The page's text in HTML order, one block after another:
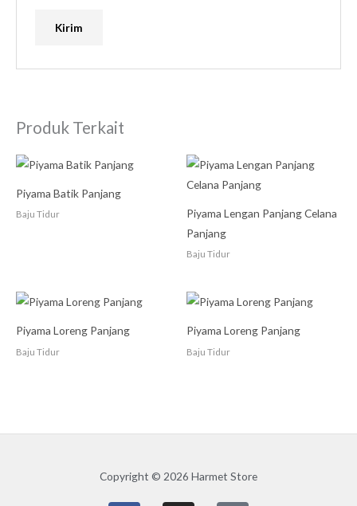
Produk Terkait
Piyama Batik Panjang
Baju Tidur
Piyama Lengan Panjang Celana
Panjang
Baju Tidur
Piyama Loreng Panjang
Baju Tidur
Piyama Loreng Panjang
Baju Tidur
Copyright © 2026 Harmet Store